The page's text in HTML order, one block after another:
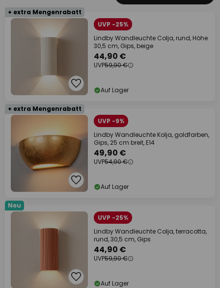
+ extra Mengenrabatt
UVP -25%
Lindby Wandleuchte Colja, rund, Höhe
30,5 cm, Gips, beige
44,90 €
UVP59,90 €
Auf Lager
+ extra Mengenrabatt
UVP -9%
Lindby Wandleuchte Kolja, goldfarben,
Gips, 25 cm breit, E14
49,90 €
UVP54,90 €
Auf Lager
Neu
UVP -25%
Lindby Wandleuchte Colja, terracotta,
rund, 30,5 cm, Gips
44,90 €
UVP59,90 €
Auf Lager